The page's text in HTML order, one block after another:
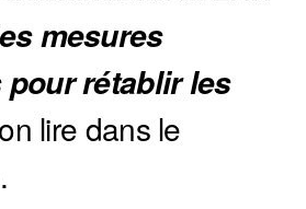
mesures
rétablir les
lire dans le